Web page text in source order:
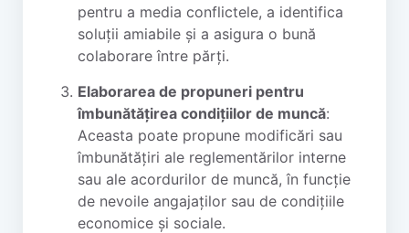
pentru a media conflictele, a identifica
soluții amiabile și a asigura o bună
colaborare între părți.
Elaborarea de propuneri pentru
îmbunătățirea condițiilor de muncă:
Aceasta poate propune modificări sau
îmbunătățiri ale reglementărilor interne
sau ale acordurilor de muncă, în funcție
de nevoile angajaților sau de condițiile
economice și sociale.